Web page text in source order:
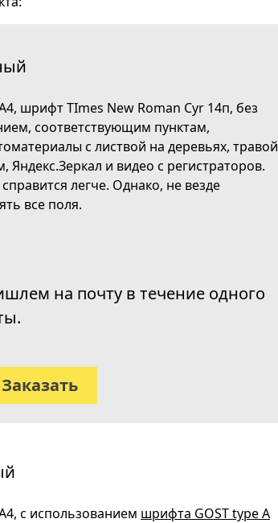
шрифт TImes New Roman Cyr 14п, без
соответствующим пунктам,
с листвой на деревьях, травой
Яндекс.Зеркал и видео с регистраторов.
легче. Однако, не везде
все поля.
на почту в течение одного
Заказать
с использованием шрифта GOST type A